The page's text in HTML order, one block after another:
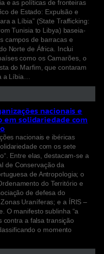
e as políticas de fronteiras
de Estado: Expulsão e
a Líbia” (State Trafficking:
Tunisia to Libya) baseia-
campos de barracas e
Norte de África. Inclui
como os Camarões, o
do Marfim, que contaram
a Líbia…
nacionais e
em solidariedade com
nacionais e ibéricas
com os sete
Entre elas, destacam-se a
de Conservação da
de Antropologia; o
do Território e
de defesa do
Uraníferas; e a ÍRIS –
O manifesto sublinha “a
contra a falsa transição
o momento